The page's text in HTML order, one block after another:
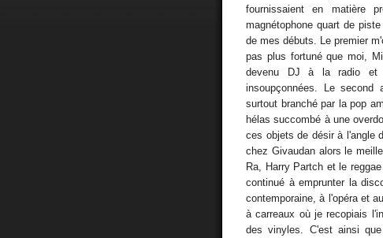
fournissaient en matière
magnétophone quart de
de mes débuts. Le premier
pas plus fortuné que moi,
devenu DJ à la radio et
insoupçonnées. Le
surtout branché par la pop
hélas succombé à une
ces objets de désir à l'angle
chez Givaudan alors le
Ra, Harry Partch et le
continué à emprunter la
contemporaine, à l'opéra et
à carreaux où je recopiais
des vinyles. C'est ainsi